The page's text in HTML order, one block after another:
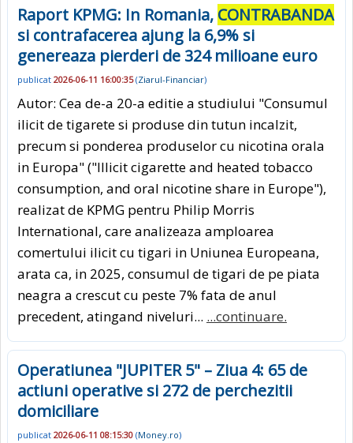
Raport KPMG: In Romania, CONTRABANDA
si contrafacerea ajung la 6,9% si
genereaza pierderi de 324 milioane euro
publicat 2026-06-11 16:00:35(Ziarul-Financiar)
Autor: Cea de-a 20-a editie a studiului "Consumul
ilicit de tigarete si produse din tutun incalzit,
precum si ponderea produselor cu nicotina orala
in Europa" ("Illicit cigarette and heated tobacco
consumption, and oral nicotine share in Europe"),
realizat de KPMG pentru Philip Morris
International, care analizeaza amploarea
comertului ilicit cu tigari in Uniunea Europeana,
arata ca, in 2025, consumul de tigari de pe piata
neagra a crescut cu peste 7% fata de anul
precedent, atingand niveluri... ...continuare.
Operatiunea "JUPITER 5" – Ziua 4: 65 de
actiuni operative si 272 de perchezitii
domiciliare
publicat 2026-06-11 08:15:30 (Money.ro)